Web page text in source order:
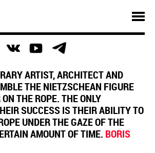
ARTIST, ARCHITECT AND
THE NIETZSCHEAN FIGURE
THE ROPE. THE ONLY
SUCCESS IS THEIR ABILITY TO
UNDER THE GAZE OF THE
AMOUNT OF TIME. BORIS